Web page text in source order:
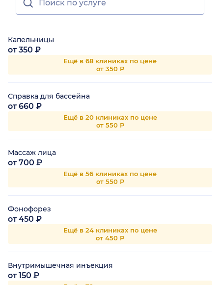
Капельницы
от 350 ₽
Ещё в 68 клиниках по цене
от 350 Р
Справка для бассейна
от 660 ₽
Ещё в 20 клиниках по цене
от 550 Р
Массаж лица
от 700 ₽
Ещё в 56 клиниках по цене
от 550 Р
Фонофорез
от 450 ₽
Ещё в 24 клиниках по цене
от 450 Р
Внутримышечная инъекция
от 150 ₽